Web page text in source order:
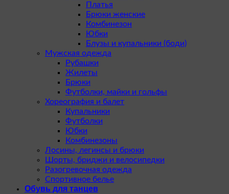
Платья
Брюки женские
Комбинезон
Юбки
Блузы и купальники (боди)
Мужская одежда
Рубашки
Жилеты
Брюки
Футболки, майки и гольфы
Хореография и балет
Купальники
Футболки
Юбки
Комбинезоны
Лосины, легинсы и брюки
Шорты, бриджи и велосипедки
Разогревочная одежда
Спортивное белье
Обувь для танцев